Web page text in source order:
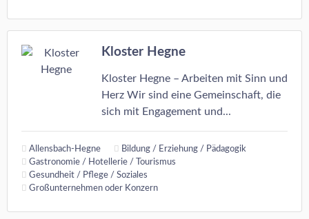
Kloster Hegne
Kloster Hegne – Arbeiten mit Sinn und
Herz Wir sind eine Gemeinschaft, die
sich mit Engagement und...
Allensbach-Hegne
Bildung / Erziehung / Pädagogik
Gastronomie / Hotellerie / Tourismus
Gesundheit / Pflege / Soziales
Großunternehmen oder Konzern